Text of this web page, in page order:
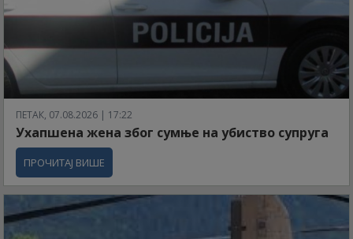
ПЕТАК, 07.08.2026 | 17:22
Ухапшена жена због сумње на убиство супруга
ПРОЧИТАЈ ВИШЕ